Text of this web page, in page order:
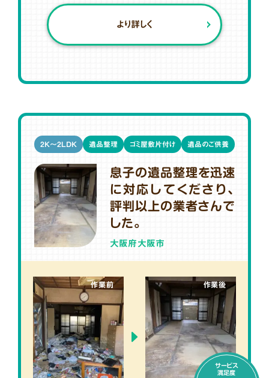
より詳しく
息子の遺品整理を迅速
に対応してくださり、
評判以上の業者さんで
した。
大阪府大阪市
2K～2LDK 遺品整理 ゴミ屋敷片付け 遺品のご供養
作業前 作業後
サービス
満足度